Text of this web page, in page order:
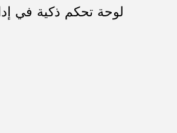
لوحة تحكم ذكية في